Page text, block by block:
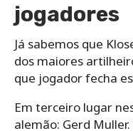
jogadores
Já sabemos que
dos maiores
que jogador fecha
Em terceiro lugar
alemão: Gerd